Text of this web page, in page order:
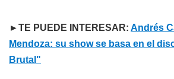
►TE PUEDE INTERESAR: Andrés
Mendoza: su show se basa en el
Brutal"